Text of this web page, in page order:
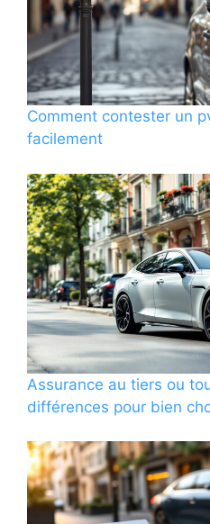
Comment contester un
facilement
Assurance au tiers ou
différences pour bien